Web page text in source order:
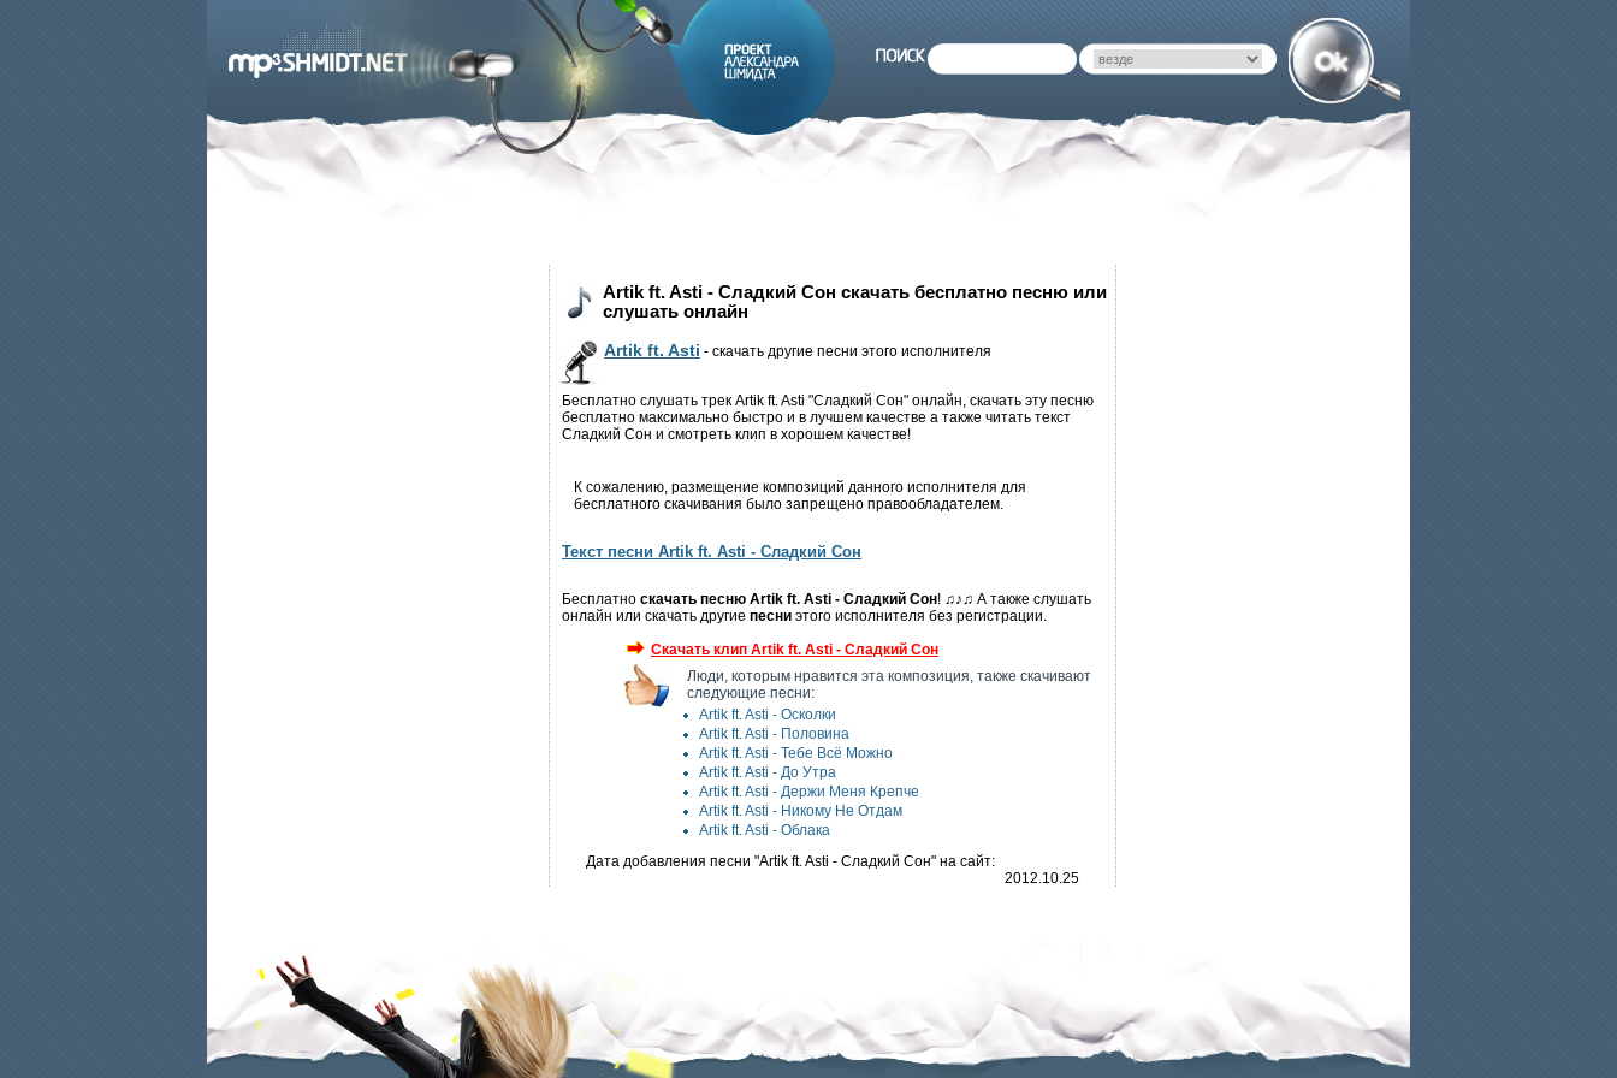
Artik ft. Asti - Сладкий Сон скачать бесплатно песню или
слушать онлайн
Artik ft. Asti - скачать другие песни этого исполнителя
Бесплатно слушать трек Artik ft. Asti "Сладкий Сон" онлайн, скачать эту песню
бесплатно максимально быстро и в лучшем качестве а также читать текст
Сладкий Сон и смотреть клип в хорошем качестве!
К сожалению, размещение композиций данного исполнителя для
бесплатного скачивания было запрещено правообладателем.
Текст песни Artik ft. Asti - Сладкий Сон
Бесплатно скачать песню Artik ft. Asti - Сладкий Сон! ♫♪♫ А также слушать
онлайн или скачать другие песни этого исполнителя без регистрации.
Скачать клип Artik ft. Asti - Сладкий Сон
Люди, которым нравится эта композиция, также скачивают
следующие песни:
Artik ft. Asti - Осколки
Artik ft. Asti - Половина
Artik ft. Asti - Тебе Всё Можно
Artik ft. Asti - До Утра
Artik ft. Asti - Держи Меня Крепче
Artik ft. Asti - Никому Не Отдам
Artik ft. Asti - Облака
Дата добавления песни "Artik ft. Asti - Сладкий Сон" на сайт:
2012.10.25